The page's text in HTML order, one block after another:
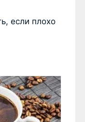
если плохо